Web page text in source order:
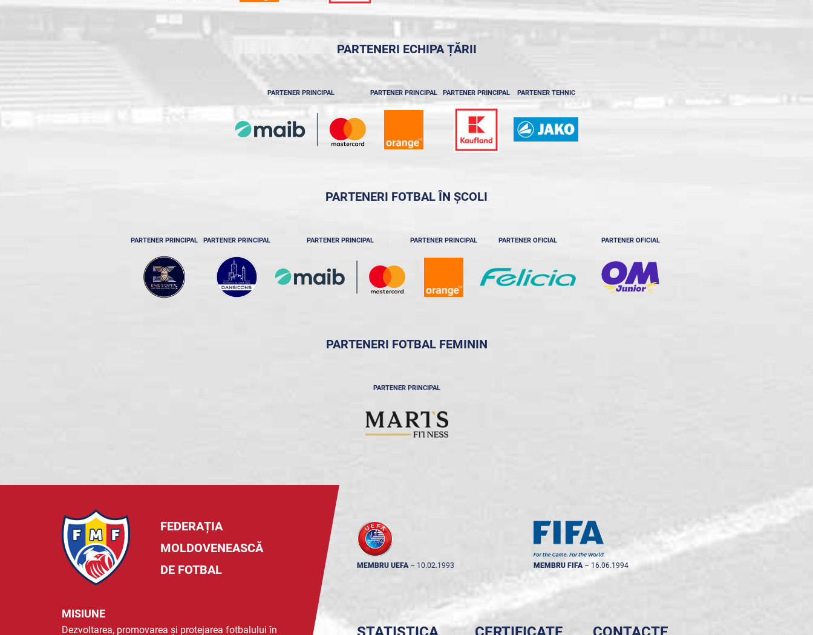
PARTENERI ECHIPA ȚĂRII
PARTENER PRINCIPAL PARTENER PRINCIPAL PARTENER PRINCIPAL PARTENER TEHNIC
PARTENERI FOTBAL ÎN ȘCOLI
PARTENER PRINCIPAL PARTENER PRINCIPAL PARTENER PRINCIPAL PARTENER PRINCIPAL PARTENER OFICIAL PARTENER OFICIAL
PARTENERI FOTBAL FEMININ
PARTENER PRINCIPAL
FEDERAȚIA
MOLDOVENEASCĂ
DE FOTBAL
MISIUNE
Dezvoltarea, promovarea și protejarea fotbalului în
MEMBRU UEFA -- 10.02.1993 MEMBRU FIFA -- 16.06.1994